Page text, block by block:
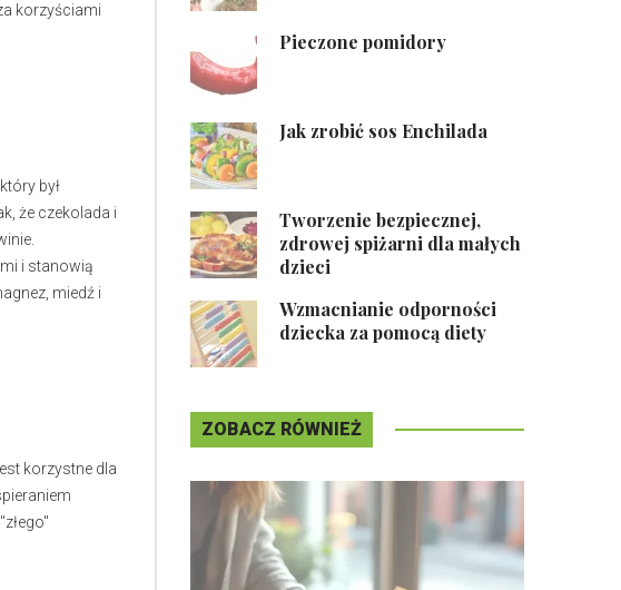
korzyściami
był
że czekolada i
i stanowią
miedź i
korzystne dla
Pieczone pomidory
Jak zrobić sos Enchilada
Tworzenie bezpiecznej,
zdrowej spiżarni dla małych
dzieci
Wzmacnianie odporności
dziecka za pomocą diety
ZOBACZ RÓWNIEŻ